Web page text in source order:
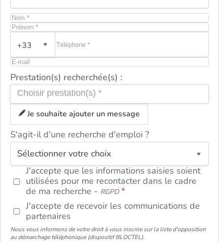
+33
Prestation(s) recherchée(s) :
Je souhaite ajouter un message
S'agit-il d'une recherche d'emploi ?
J'accepte que les informations saisies soient
utilisées pour me recontacter dans le cadre
de ma recherche - RGPD
J'accepte de recevoir les communications de
partenaires
Nous vous informons de votre droit à vous inscrire sur la liste d'opposition
au démarchage téléphonique (dispositif BLOCTEL).
ou